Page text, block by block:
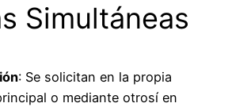
Simultáneas
: Se solicitan en la propia
o mediante otrosí en